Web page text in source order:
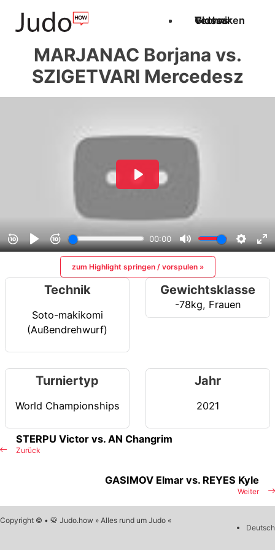
Techniken
Videos
Glossar
MARJANAC Borjana vs.
SZIGETVARI Mercedesz
zum Highlight springen / vorspulen »
Technik
Soto-makikomi
(Außendrehwurf)
Gewichtsklasse
-78kg, Frauen
Turniertyp
World Championships
Jahr
2021
Zurück
STERPU Victor vs. AN Changrim
Weiter
GASIMOV Elmar vs. REYES Kyle
Copyright © • 🥋 Judo.how » Alles rund um Judo «
Deutsch